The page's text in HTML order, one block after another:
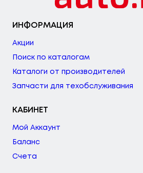
ИНФОРМАЦИЯ
Акции
Поиск по каталогам
Каталоги от производителей
Запчасти для техобслуживания
КАБИНЕТ
Мой Аккаунт
Баланс
Счета